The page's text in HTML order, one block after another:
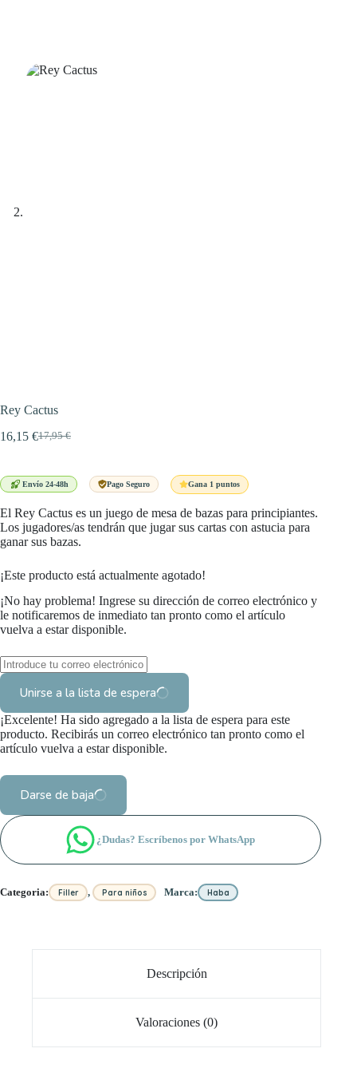
Rey Cactus
17,95€
El
era:
16,15 €El
es:
Envío 24-48h Pago Seguro Gana 1 puntos
El Rey Cactus es un juego de mesa de bazas para principiantes.
Los jugadores/as tendrán que jugar sus cartas con astucia para
ganar sus bazas.
¡Este producto está actualmente agotado!
¡No hay problema! Ingrese su dirección de correo electrónico y
le notificaremos de inmediato tan pronto como el artículo
vuelva a estar disponible.
Unirse a la lista de espera
¡Excelente! Ha sido agregado a la lista de espera para este
producto. Recibirás un correo electrónico tan pronto como el
artículo vuelva a estar disponible.
Darse de baja
¿Dudas? Escríbenos por WhatsApp
Categoria: Filler , Para niños Marca: Haba
Descripción
Valoraciones (0)